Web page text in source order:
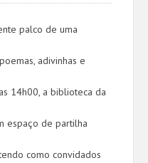
palco de uma
adivinhas e
14h00, a biblioteca da
espaço de partilha
como convidados